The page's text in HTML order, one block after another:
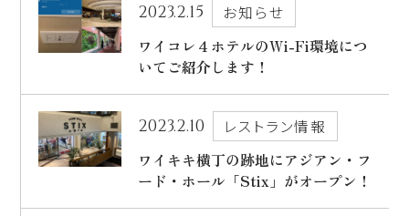
2023.2.15
お知らせ
ワイコレ４ホテルのWi-Fi環境につ
いてご紹介します！
2023.2.10
レストラン情報
ワイキキ横丁の跡地にアジアン・フ
ード・ホール「Stix」がオープン！
シェラトン・マウイ・リゾート＆スパ
キャンペーン
5つの特徴
よくあるご質問
出発日
2026年8月27日(木)
2026年8月31日(月)
泊数 部屋数